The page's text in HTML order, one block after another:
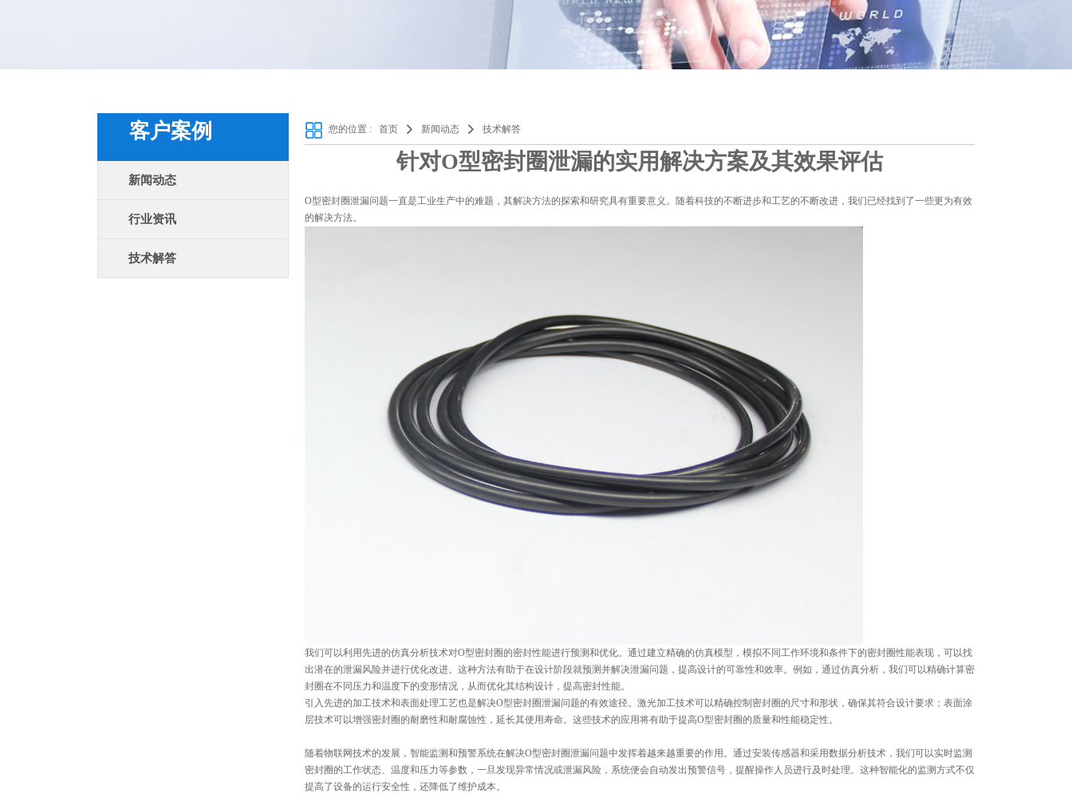
客户案例
新闻动态
行业资讯
技术解答
您的位置 : 首页 新闻动态 技术解答
针对O型密封圈泄漏的实用解决方案及其效果评估
O型密封圈泄漏问题一直是工业生产中的难题，其解决方法的探索和研究具有重要意义。随着科技的不断进步和工艺的不断改进，我们已经找到了一些更为有效
的解决方法。
我们可以利用先进的仿真分析技术对O型密封圈的密封性能进行预测和优化。通过建立精确的仿真模型，模拟不同工作环境和条件下的密封圈性能表现，可以找
出潜在的泄漏风险并进行优化改进。这种方法有助于在设计阶段就预测并解决泄漏问题，提高设计的可靠性和效率。例如，通过仿真分析，我们可以精确计算密
封圈在不同压力和温度下的变形情况，从而优化其结构设计，提高密封性能。
引入先进的加工技术和表面处理工艺也是解决O型密封圈泄漏问题的有效途径。激光加工技术可以精确控制密封圈的尺寸和形状，确保其符合设计要求；表面涂
层技术可以增强密封圈的耐磨性和耐腐蚀性，延长其使用寿命。这些技术的应用将有助于提高O型密封圈的质量和性能稳定性。
随着物联网技术的发展，智能监测和预警系统在解决O型密封圈泄漏问题中发挥着越来越重要的作用。通过安装传感器和采用数据分析技术，我们可以实时监测
密封圈的工作状态、温度和压力等参数，一旦发现异常情况或泄漏风险，系统便会自动发出预警信号，提醒操作人员进行及时处理。这种智能化的监测方式不仅
提高了设备的运行安全性，还降低了维护成本。